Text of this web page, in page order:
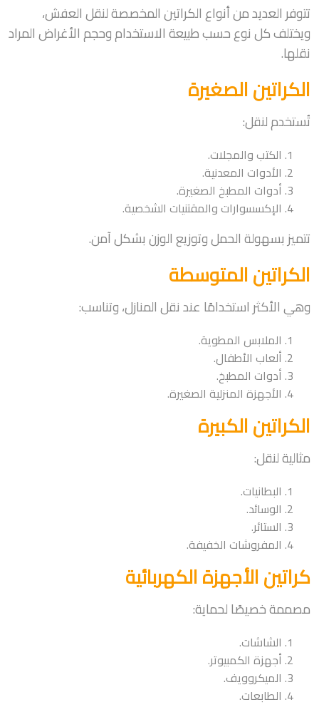
تتوفر العديد من أنواع الكراتين المخصصة لنقل العفش،
ويختلف كل نوع حسب طبيعة الاستخدام وحجم الأغراض المراد
نقلها.
الكراتين الصغيرة
تُستخدم لنقل:
الكتب والمجلات.
الأدوات المعدنية.
أدوات المطبخ الصغيرة.
الإكسسوارات والمقتنيات الشخصية.
تتميز بسهولة الحمل وتوزيع الوزن بشكل آمن.
الكراتين المتوسطة
وهي الأكثر استخدامًا عند نقل المنازل، وتناسب:
الملابس المطوية.
ألعاب الأطفال.
أدوات المطبخ.
الأجهزة المنزلية الصغيرة.
الكراتين الكبيرة
مثالية لنقل:
البطانيات.
الوسائد.
الستائر.
المفروشات الخفيفة.
كراتين الأجهزة الكهربائية
مصممة خصيصًا لحماية:
الشاشات.
أجهزة الكمبيوتر.
الميكروويف.
الطابعات.